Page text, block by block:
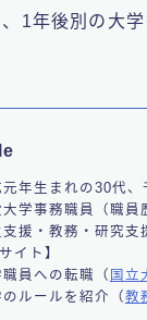
1年後別の大
元年生まれの30代、
学事務職員（職員
支援・教務・研究支
イト】
職員への転職（ 国立
のルールを紹介（教